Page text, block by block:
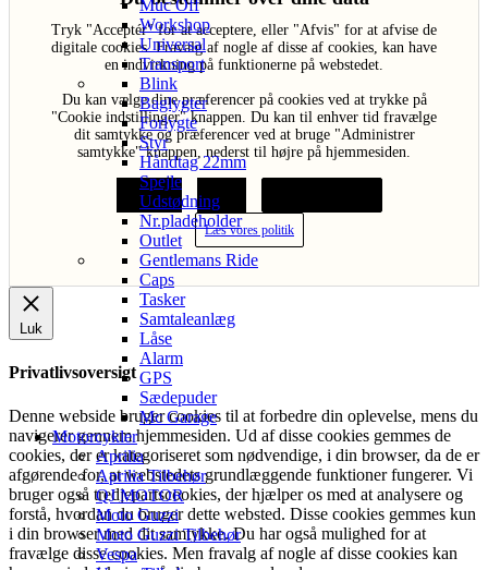
Muc Off
Workshop
Universal
Transport
Blink
Baglygter
Forlygte
Styr
Håndtag 22mm
Spejle
Udstødning
Nr.pladeholder
Outlet
Gentlemans Ride
Caps
Tasker
Samtaleanlæg
Låse
Alarm
GPS
Sædepuder
Mc Garage
Motorcykler
Aprilia
Aprilia Tilbehør
QJ MOTOR
Moto Guzzi
Moto Guzzi Tilbehør
Vespa
Tryk "Acceptér" for at acceptere, eller "Afvis" for at afvise de
digitale cookies. Fravalg af nogle af disse af cookies, kan have
en indvirkning på funktionerne på webstedet.
Du kan vælge dine præferencer på cookies ved at trykke på
"Cookie indstillinger" knappen. Du kan til enhver tid fravælge
dit samtykke og præferencer ved at bruge "Administrer
samtykke" knappen, nederst til højre på hjemmesiden.
Acceptér Afvis
Læs vores politik
Luk
Privatlivsoversigt
Denne webside bruger cookies til at forbedre din oplevelse, mens du
navigerer gennem hjemmesiden. Ud af disse cookies gemmes de
cookies, der er kategoriseret som nødvendige, i din browser, da de er
afgørende for, at webstedets grundlæggende funktioner fungerer. Vi
bruger også tredjepartscookies, der hjælper os med at analysere og
forstå, hvordan du bruger dette websted. Disse cookies gemmes kun
i din browser med dit samtykke. Du har også mulighed for at
fravælge disse cookies. Men fravalg af nogle af disse cookies kan